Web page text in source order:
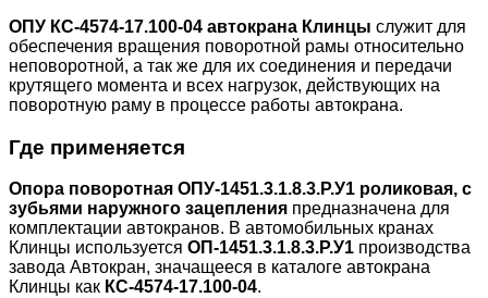
ОПУ КС-4574-17.100-04 автокрана Клинцы служит для
обеспечения вращения поворотной рамы относительно
неповоротной, а так же для их соединения и передачи
крутящего момента и всех нагрузок, действующих на
поворотную раму в процессе работы автокрана.
Где применяется
Опора поворотная ОПУ-1451.3.1.8.3.Р.У1 роликовая, с
зубьями наружного зацепления предназначена для
комплектации автокранов. В автомобильных кранах
Клинцы используется ОП-1451.3.1.8.3.Р.У1 производства
завода Автокран, значащееся в каталоге автокрана
Клинцы как КС-4574-17.100-04.